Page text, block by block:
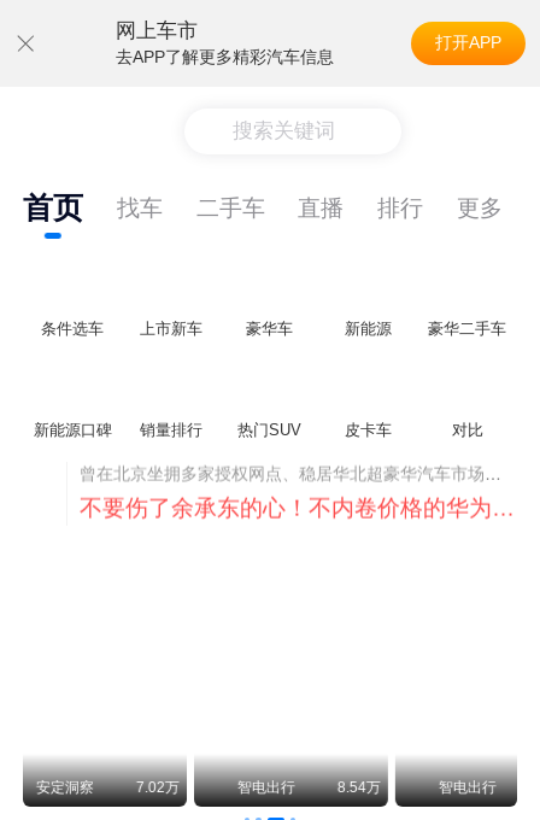
网上车市
去APP了解更多精彩汽车信息
打开APP
搜索关键词
首页 找车 二手车 直播 排行 更多
条件选车 上市新车 豪华车 新能源 豪华二手车
新能源口碑 销量排行 热门SUV 皮卡车 对比
不要伤了余承东的心！不内卷价格的华为，弥足珍贵！
纵观鸿蒙智行一路走来的发展路径，很难得地走出了一条和当下车市截然不同的道路：不靠降价走量、不参与低端价格厮杀，始终以技术迭代、架构创新、智能化体验升级、整车品质突破作为核心驱动力，稳步实现产品价值向上、品牌价格带稳步攀升。
智电出行 8.54万 智电出行 8.18万 智电出行